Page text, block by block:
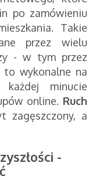
po zamówieniu
Takie
przez wielu
- w tym przez
to wykonalne na
minucie
online. Ruch
zagęszczony, a
-